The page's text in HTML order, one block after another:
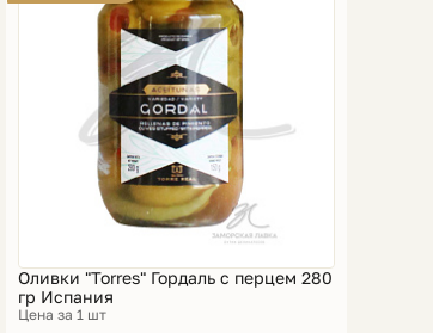
Оливки "Torres" Гордаль с перцем 280
гр Испания
Цена за 1 шт